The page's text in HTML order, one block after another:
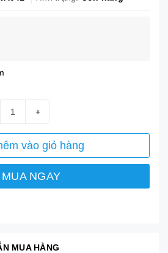
+
vào giỏ hàng
MUA NGAY
MUA HÀNG